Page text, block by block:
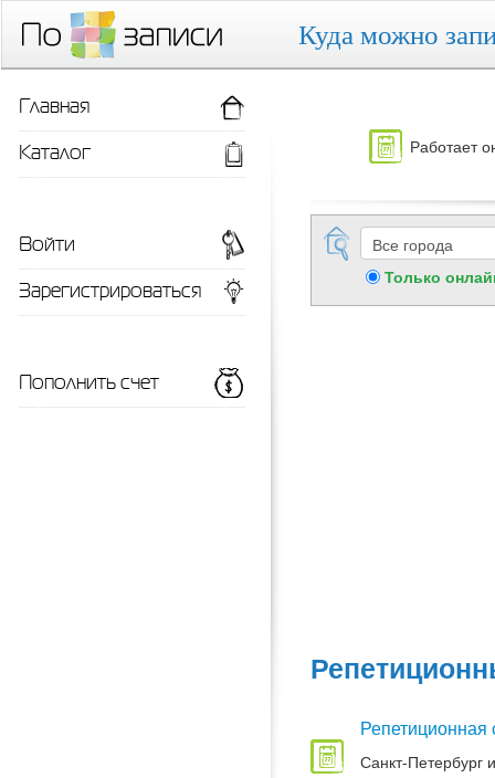
Куда можно
Работает
Только
Репетиционная
Санкт-Петербург
Главная
Каталог
Войти
Зарегистрироваться
Пополнить счет